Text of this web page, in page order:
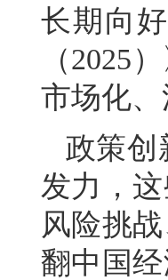
长期向
（2025
市场化
政策创
发力，
风险挑
翻中国